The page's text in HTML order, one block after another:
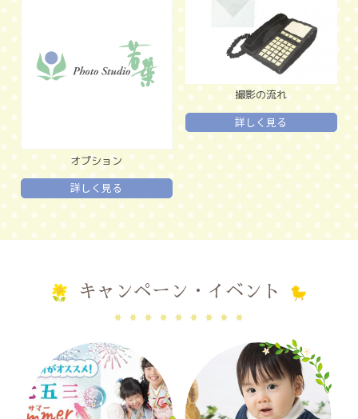
オプション
詳しく見る
撮影の流れ
詳しく見る
キャンペーン・イベント